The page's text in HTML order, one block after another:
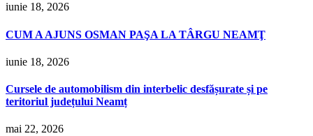
iunie 18, 2026
CUM A AJUNS OSMAN PAŞA LA TÂRGU NEAMŢ
iunie 18, 2026
Cursele de automobilism din interbelic desfășurate și pe
teritoriul județului Neamț
mai 22, 2026